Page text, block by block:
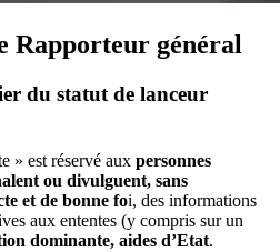
Rapporteur général
du statut de lanceur
» est réservé aux personnes
ou divulguent, sans
et de bonne foi, des informations
aux ententes (y compris sur un
dominante, aides d’Etat.